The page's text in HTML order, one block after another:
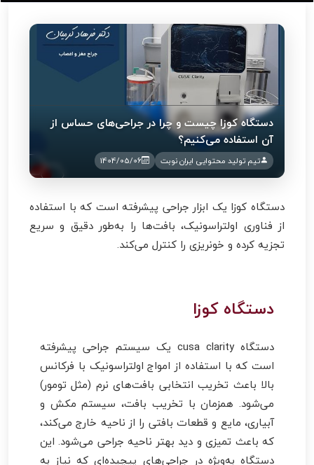
دستگاه کوزا چیست و چرا در جراحی‌های حساس از
آن استفاده می‌کنیم؟
تیم تولید محتوایی ایران نوبت 1404/05/06
دستگاه کوزا یک ابزار جراحی پیشرفته است که با استفاده
از فناوری اولتراسونیک، بافت‌ها را به‌طور دقیق و سریع
تجزیه کرده و خونریزی را کنترل می‌کند.
دستگاه کوزا
دستگاه cusa clarity یک سیستم جراحی پیشرفته
است که با استفاده از امواج اولتراسونیک با فرکانس
بالا باعث تخریب انتخابی بافت‌های نرم (مثل تومور)
می‌شود. همزمان با تخریب بافت، سیستم مکش و
آبیاری، مایع و قطعات بافتی را از ناحیه خارج می‌کند،
که باعث تمیزی و دید بهتر ناحیه جراحی می‌شود. این
دستگاه به‌ویژه در جراحی‌های پیچیده‌ای که نیاز به